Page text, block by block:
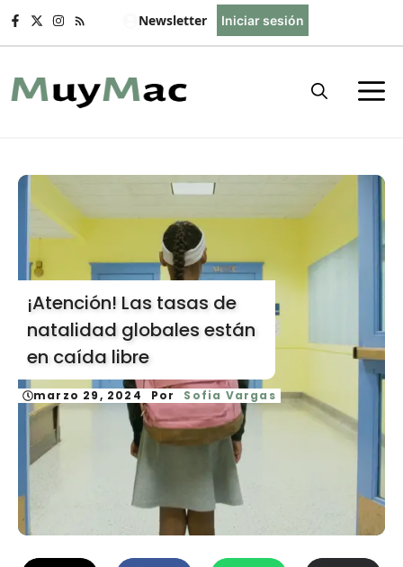
Saltar
Newsletter Iniciar sesión
¡Atención! Las tasas de
natalidad globales están
en caída libre
marzo 29, 2024 Por Sofia Vargas